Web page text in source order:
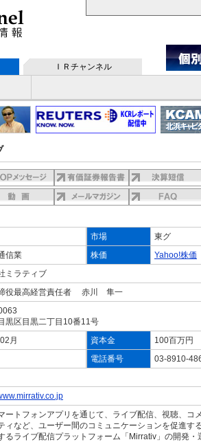
ＩＲチャンネル
市場
東グ
信業 株価
Yahoo!株価
ミラティブ
役最高経営責任者 赤川 隼一
黒区目黒二丁目10番11号
月 資本金
100百万円
電話番号
03-8910-
ートフォンアプリを通じて、ライブ配信、視聴、コ
ィなど、ユーザー間のコミュニケーションを促進す
るライブ配信プラットフォーム「Mirrativ」の開発・